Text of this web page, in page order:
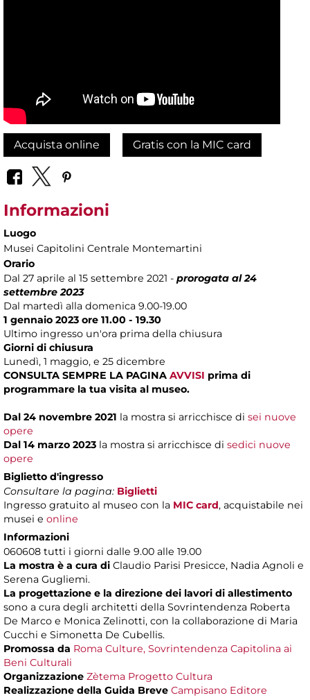
Acquista online Gratis con la MIC card
Informazioni
Luogo
Musei Capitolini Centrale Montemartini
Orario
Dal 27 aprile al 15 settembre 2021 - prorogata al 24
settembre 2023
Dal martedì alla domenica 9.00-19.00
1 gennaio 2023 ore 11.00 - 19.30
Ultimo ingresso un'ora prima della chiusura
Giorni di chiusura
Lunedì, 1 maggio, e 25 dicembre
CONSULTA SEMPRE LA PAGINA AVVISI prima di
programmare la tua visita al museo.
Dal 24 novembre 2021 la mostra si arricchisce di sei nuove
opere
Dal 14 marzo 2023 la mostra si arricchisce di sedici nuove
opere
Biglietto d'ingresso
Consultare la pagina: Biglietti
Ingresso gratuito al museo con la MIC card, acquistabile nei
musei e online
Informazioni
060608 tutti i giorni dalle 9.00 alle 19.00
La mostra è a cura di Claudio Parisi Presicce, Nadia Agnoli e
Serena Gugliemi.
La progettazione e la direzione dei lavori di allestimento
sono a cura degli architetti della Sovrintendenza Roberta
De Marco e Monica Zelinotti, con la collaborazione di Maria
Cucchi e Simonetta De Cubellis.
Promossa da Roma Culture, Sovrintendenza Capitolina ai
Beni Culturali
Organizzazione Zètema Progetto Cultura
Realizzazione della Guida Breve Campisano Editore